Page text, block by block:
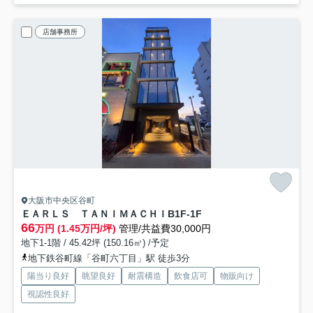
店舗事務所
大阪市中央区谷町
ＥＡＲＬＳ ＴＡＮＩＭＡＣＨＩ B1F-1F
66万円 (1.45万円/坪) 管理/共益費30,000円
地下1-1階 / 45.42坪 (150.16㎡) /予定
地下鉄谷町線「谷町六丁目」駅 徒歩3分
陽当り良好 眺望良好 耐震構造 飲食店可
物販向け
視認性良好